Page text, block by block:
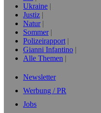
Ukraine
Justiz
Natur
Sommer
Polizeirapport
Gianni Infantino
Alle Themen
Newsletter
Werbung / PR
Jobs